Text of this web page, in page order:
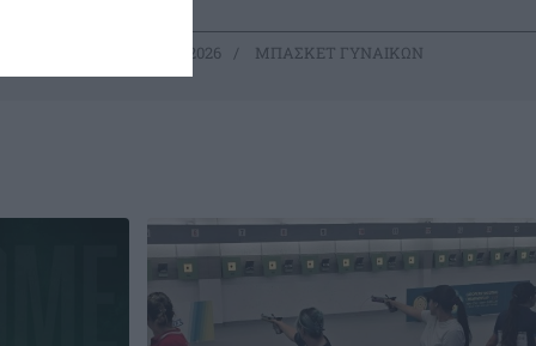
08.07.2026 ΜΠΑΣΚΕΤ ΓΥΝΑΙΚΩΝ